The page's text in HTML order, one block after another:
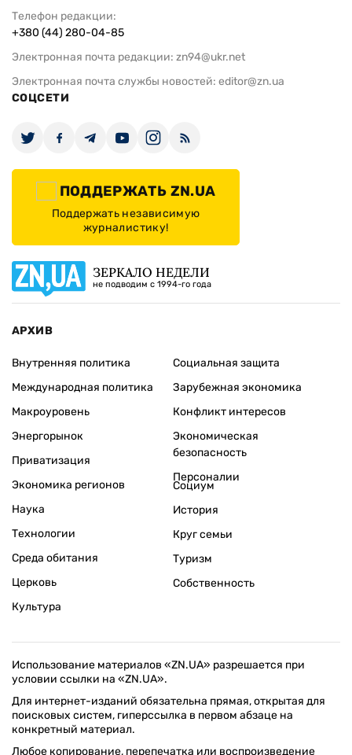
Телефон редакции:
+380 (44) 280-04-85
Электронная почта редакции: zn94@ukr.net
Электронная почта службы новостей: editor@zn.ua
СОЦСЕТИ
ПОДДЕРЖАТЬ ZN.UA
Поддержать независимую
журналистику!
ЗЕРКАЛО НЕДЕЛИ
не подводим с 1994-го года
АРХИВ
Внутренняя политика
Международная политика
Макроуровень
Энергорынок
Приватизация
Экономика регионов
Социальная защита
Зарубежная экономика
Конфликт интересов
Экономическая
безопасность
Персоналии
Наука
Технологии
Среда обитания
Церковь
Культура
Социум
История
Круг семьи
Туризм
Собственность
Использование материалов «ZN.UA» разрешается при
условии ссылки на «ZN.UA».
Для интернет-изданий обязательна прямая, открытая для
поисковых систем, гиперссылка в первом абзаце на
конкретный материал.
Любое копирование, перепечатка или воспроизведение